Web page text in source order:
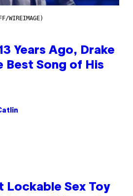
WIREIMAGE)
Years Ago, Drake
Best Song of His
Lockable Sex Toy